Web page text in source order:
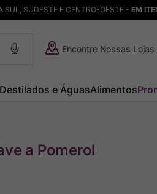
SUDESTE E CENTRO-OESTE - EM
Encontre Nossas Lojas
Destilados e ÁguasAlimentos
a Pomerol